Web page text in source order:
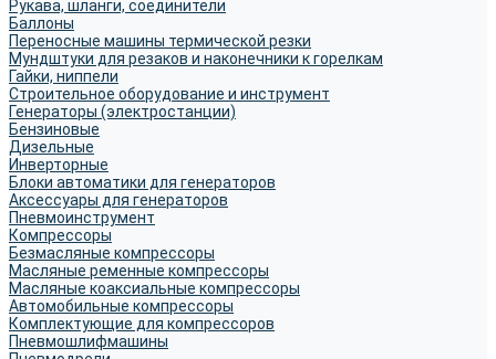
Рукава, шланги, соединители
Баллоны
Переносные машины термической резки
Мундштуки для резаков и наконечники к горелкам
Гайки, ниппели
Строительное оборудование и инструмент
Генераторы (электростанции)
Бензиновые
Дизельные
Инверторные
Блоки автоматики для генераторов
Аксессуары для генераторов
Пневмоинструмент
Компрессоры
Безмасляные компрессоры
Масляные ременные компрессоры
Масляные коаксиальные компрессоры
Автомобильные компрессоры
Комплектующие для компрессоров
Пневмошлифмашины